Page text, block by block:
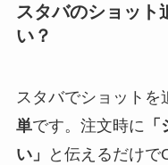
スタバのショット
い？
スタバでショットを
単です。注文時に
い」
と伝えるだけ